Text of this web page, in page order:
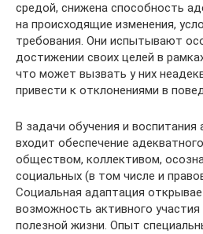
средой, снижена способность
на происходящие изменения,
требования. Они испытывают
достижении своих целей в
что может вызвать у них
привести к отклонениями в
В задачи обучения и воспитания
входит обеспечение
обществом, коллективом,
социальных (в том числе и
Социальная адаптация
возможность активного
полезной жизни. Опыт